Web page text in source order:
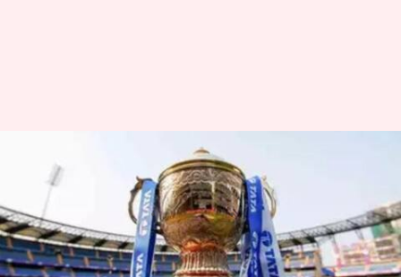
ఐపీఎల్‌లో మొదటి దశ కంప్లీట్.. ఏ జట్టు
ఏ స్థానంలో ఉందో తెలుసా!
వ్రాసిన వారు Jayachandra Akuri Apr 26, 2023 05:52 pm
ఈ వార్తాకథనం ఏంటి